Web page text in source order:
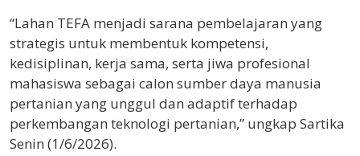
“Lahan TEFA menjadi sarana pembelajaran yang
strategis untuk membentuk kompetensi,
kedisiplinan, kerja sama, serta jiwa profesional
mahasiswa sebagai calon sumber daya manusia
pertanian yang unggul dan adaptif terhadap
perkembangan teknologi pertanian,” ungkap Sartika
Senin (1/6/2026).